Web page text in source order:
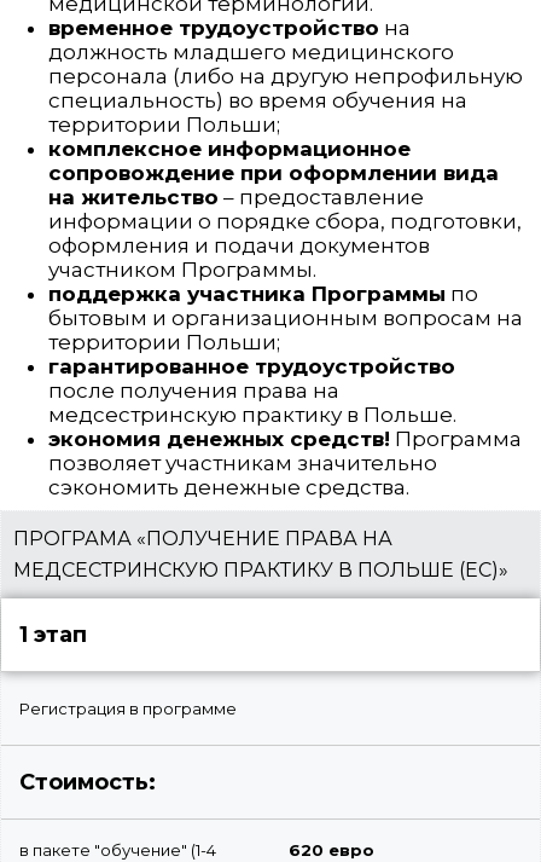
временное трудоустройство на
должность младшего медицинского
персонала (либо на другую непрофильную
специальность) во время обучения на
территории Польши;
комплексное информационное
сопровождение при оформлении вида
на жительство – предоставление
информации о порядке сбора, подготовки,
оформления и подачи документов
участником Программы.
поддержка участника Программы по
бытовым и организационным вопросам на
территории Польши;
гарантированное трудоустройство
после получения права на
медсестринскую практику в Польше.
экономия денежных средств! Программа
позволяет участникам значительно
сэкономить денежные средства.
ПРОГРАМА «ПОЛУЧЕНИЕ ПРАВА НА
МЕДСЕСТРИНСКУЮ ПРАКТИКУ В ПОЛЬШЕ (ЕС)»
1 этап
Регистрация в программе
Стоимость:
в пакете "обучение" (1-4
620 евро